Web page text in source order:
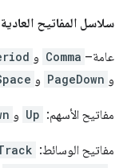
سلاسل المفاتيح العادية
عامة– Comma و
و PageDown و
مفاتيح الأسهم: Up و
مفاتيح الوسائط: